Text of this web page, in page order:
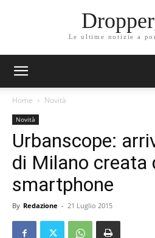
Le ultime notizie a
Home Novità
Novità
Urbanscope:
di Milano creata
smartphone
By Redazione - 21 Luglio 2015